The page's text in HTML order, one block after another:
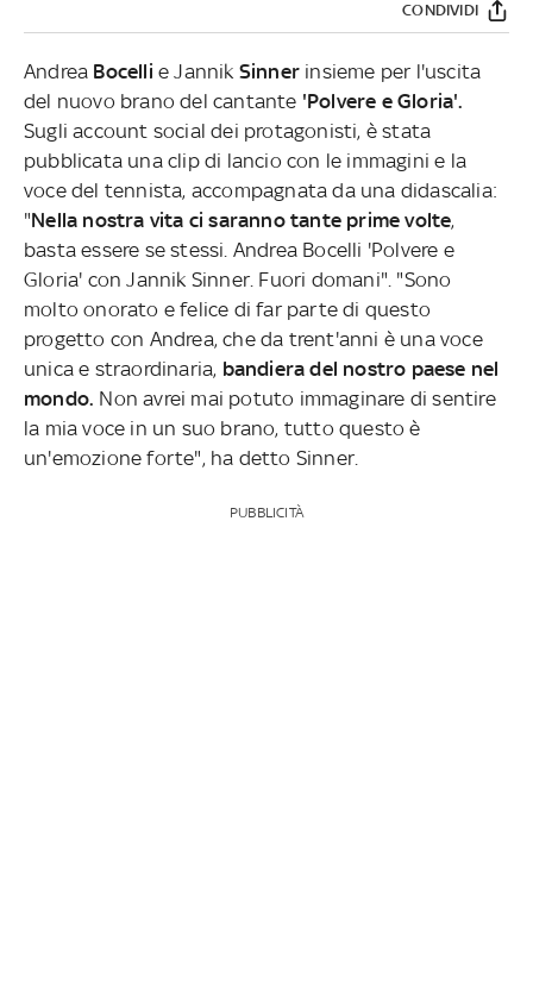
CONDIVIDI
Andrea Bocelli e Jannik Sinner insieme per l'uscita
del nuovo brano del cantante 'Polvere e Gloria'.
Sugli account social dei protagonisti, è stata
pubblicata una clip di lancio con le immagini e la
voce del tennista, accompagnata da una didascalia:
"Nella nostra vita ci saranno tante prime volte,
basta essere se stessi. Andrea Bocelli 'Polvere e
Gloria' con Jannik Sinner. Fuori domani". "Sono
molto onorato e felice di far parte di questo
progetto con Andrea, che da trent'anni è una voce
unica e straordinaria, bandiera del nostro paese nel
mondo. Non avrei mai potuto immaginare di sentire
la mia voce in un suo brano, tutto questo è
un'emozione forte", ha detto Sinner.
PUBBLICITÀ